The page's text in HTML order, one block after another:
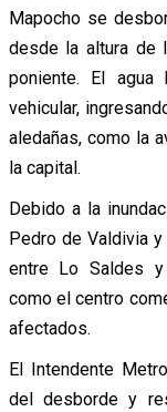
Mapocho se
desde la altura de
poniente. El
vehicular,
aledañas, como la
la capital.
Debido a la
Pedro de Valdivia
entre Lo Saldes y
como el centro
afectados.
El Intendente
del desborde y